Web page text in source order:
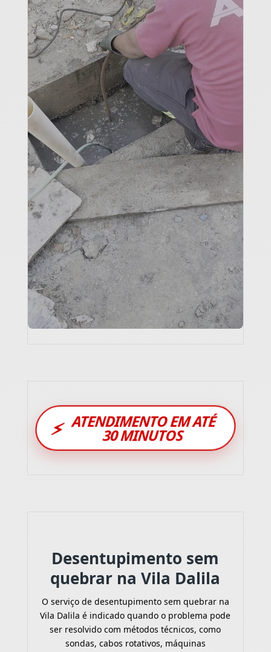
⚡ ATENDIMENTO EM ATÉ
30 MINUTOS
Desentupimento sem
quebrar na Vila Dalila
O serviço de desentupimento sem quebrar na
Vila Dalila é indicado quando o problema pode
ser resolvido com métodos técnicos, como
sondas, cabos rotativos, máquinas